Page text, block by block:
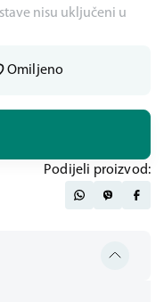
nisu uključeni u
Omiljeno
Podijeli proizvod: